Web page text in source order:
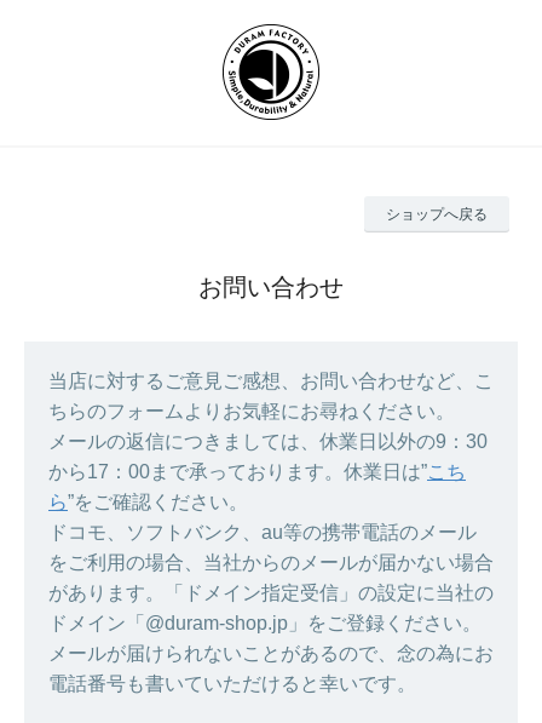
ショップへ戻る
お問い合わせ
当店に対するご意見ご感想、お問い合わせなど、こ
ちらのフォームよりお気軽にお尋ねください。
メールの返信につきましては、休業日以外の9：30
から17：00まで承っております。休業日は”こち
ら”をご確認ください。
ドコモ、ソフトバンク、au等の携帯電話のメール
をご利用の場合、当社からのメールが届かない場合
があります。「ドメイン指定受信」の設定に当社の
ドメイン「@duram-shop.jp」をご登録ください。
メールが届けられないことがあるので、念の為にお
電話番号も書いていただけると幸いです。